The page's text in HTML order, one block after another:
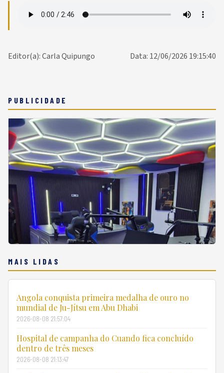
Data: 12/06/2026 19:15:40
Editor(a): Carla Quipungo
PUBLICIDADE
MAIS LIDAS
Angola conquista primeira medalha de ouro no
mundial de Ju-Jítsu em Abu Dhabi
2026-08-08 21:57:04
Hospital de campanha do Cuando fica concluído
dentro de três meses
2026-08-08 21:13:47